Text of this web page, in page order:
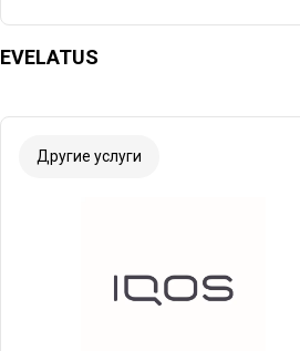
EVELATUS
Другие услуги